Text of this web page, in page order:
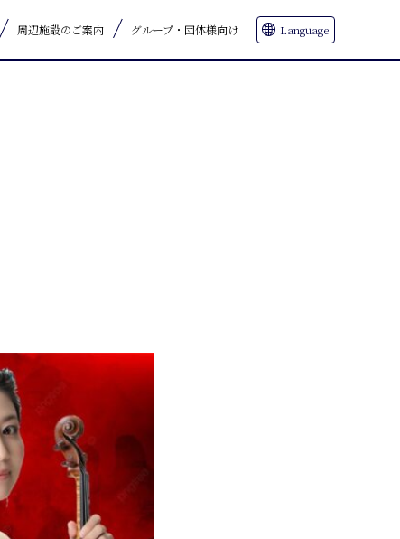
周辺施設のご案内 グループ・団体様向け Language